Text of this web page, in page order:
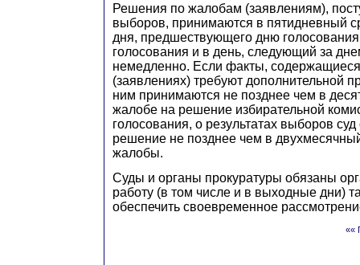
Решения по жалобам (заявлениям),
выборов, принимаются в пятидневный
дня, предшествующего дню
голосования и в день, следующий за
немедленно. Если факты,
(заявлениях) требуют дополнительной
ним принимаются не позднее чем в
жалобе на решение избирательной
голосования, о результатах выборов
решение не позднее чем в
жалобы.
Суды и органы прокуратуры обязаны
работу (в том числе и в выходные дни)
обеспечить своевременное
««